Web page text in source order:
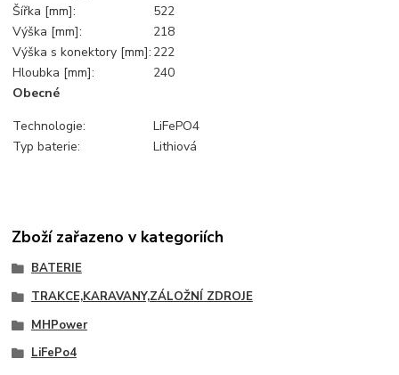
Šířka [mm]:
522
Výška [mm]:
218
Výška s konektory [mm]: 222
Hloubka [mm]:
240
Obecné
Technologie:
LiFePO4
Typ baterie:
Lithiová
Zboží zařazeno v kategoriích
BATERIE
TRAKCE,KARAVANY,ZÁLOŽNÍ ZDROJE
MHPower
LiFePo4